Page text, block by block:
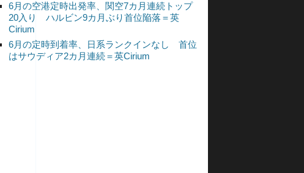
6月の空港定時出発率、関空7カ月連続トップ
20入り ハルビン9カ月ぶり首位陥落＝英
Cirium
6月の定時到着率、日系ランクインなし 首位
はサウディア2カ月連続＝英Cirium